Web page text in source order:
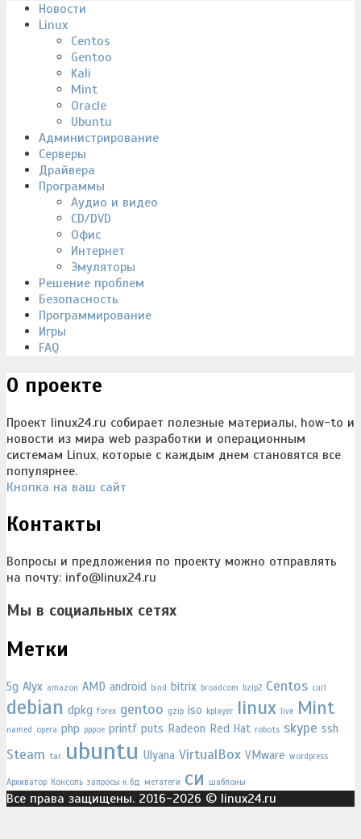
Новости
Linux
Centos
Gentoo
Kali
Mint
Oracle
Ubuntu
Администрирование
Серверы
Драйвера
Программы
Аудио и видео
CD/DVD
Офис
Интернет
Эмуляторы
Решение проблем
Безопасность
Программирование
Игры
FAQ
О проекте
Проект linux24.ru собирает полезные материалы, how-to и
новости из мира web разработки и операционным
системам Linux, которые с каждым днем становятся все
популярнее.
Кнопка на ваш сайт
Контакты
Вопросы и предложения по проекту можно отправлять
на почту: info@linux24.ru
Мы в социальных сетях
Метки
5g Alyx amazon AMD android bind bitrix broadcom bzip2 Centos curl
debian dpkg forex gentoo gzip iso kplayer linux live Mint
named opera php pppoe printf puts Radeon Red Hat robots skype ssh
Steam tar ubuntu Ulyana VirtualBox VMware wordpress
Архиватор Консоль запросы к бд метатеги си шаблоны
Все права защищены. 2016-2026 © linux24.ru